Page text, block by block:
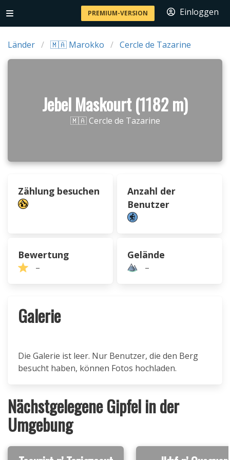
PREMIUM-VERSION Einloggen
Länder 🇲🇦 Marokko Cercle de Tazarine
Jebel Maskourt (1182 m)
🇲🇦 Cercle de Tazarine
Zählung besuchen
Anzahl der
Benutzer
Bewertung
–
Gelände
–
Galerie
Die Galerie ist leer. Nur Benutzer, die den Berg
besucht haben, können Fotos hochladen.
Nächstgelegene Gipfel in der
Umgebung